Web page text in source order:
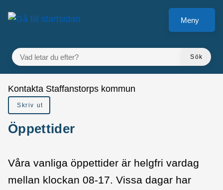
Gå till innehåll
till sidomeny
Meny
VAD LETAR DU EFTER?
Sök
Du är här:
Kontakta Staffanstorps kommun
Skriv ut
Öppettider
Våra vanliga öppettider är helgfri vardag
mellan klockan 08-17. Vissa dagar har